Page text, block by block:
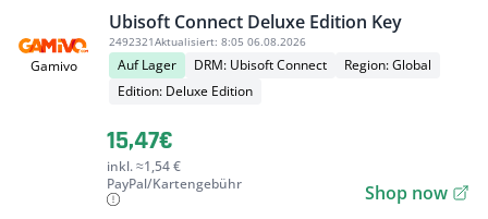
Gamivo
Ubisoft Connect Deluxe Edition Key
2492321Aktualisiert: 8:05 06.08.2026
Auf Lager DRM: Ubisoft Connect
Region: Global
Edition: Deluxe Edition
15,47€
inkl. ≈1,54 €
PayPal/Kartengebühr
Shop now